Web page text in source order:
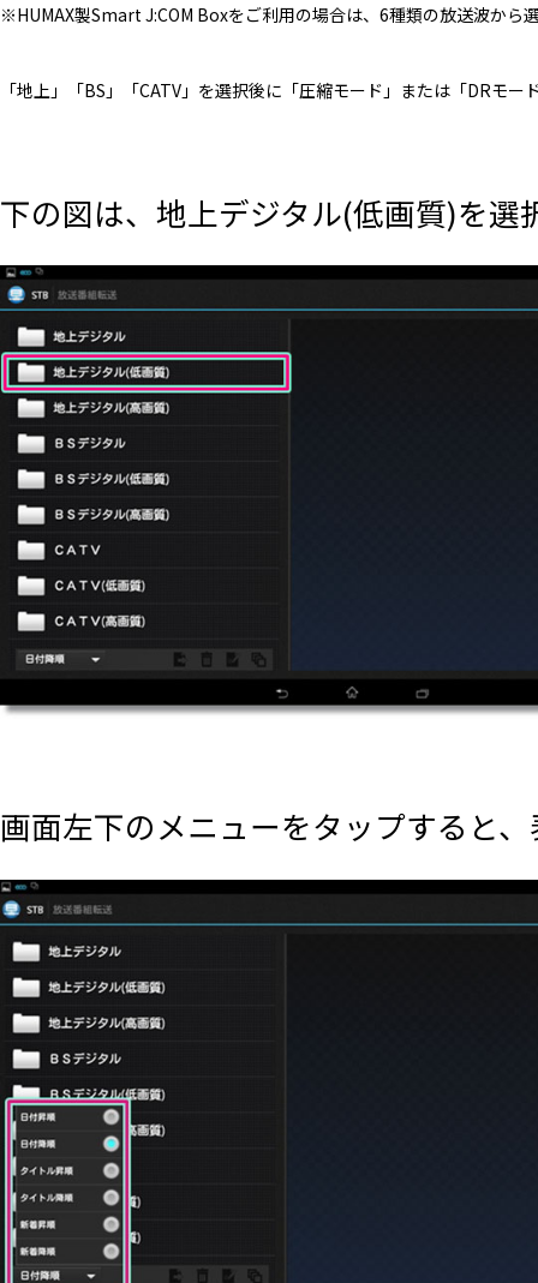
※HUMAX製Smart J:COM Boxをご利用の場合は、6種類の放送波から
「地上」「BS」「CATV」を選択後に「圧縮モード」または「DRモー
下の図は、地上デジタル(低画質)を選
画面左下のメニューをタップすると